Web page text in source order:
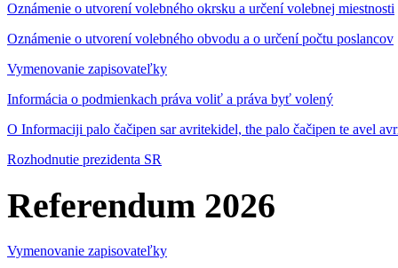
Oznámenie o utvorení volebného okrsku a určení volebnej miestnosti
Oznámenie o utvorení volebného obvodu a o určení počtu poslancov
Vymenovanie zapisovateľky
Informácia o podmienkach práva voliť a práva byť volený
O Informaciji palo čačipen sar avritekidel, the palo čačipen te avel
Rozhodnutie prezidenta SR
Referendum 2026
Vymenovanie zapisovateľky